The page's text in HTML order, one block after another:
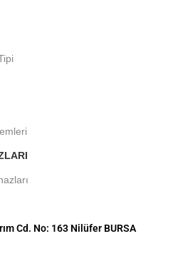
Cd. No: 163 Nilüfer BURSA